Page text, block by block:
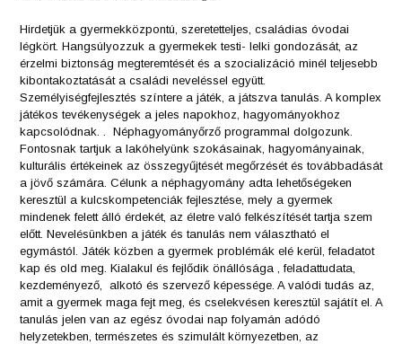
Hirdetjük a gyermekközpontú, szeretetteljes, családias óvodai
légkört. Hangsúlyozzuk a gyermekek testi- lelki gondozását, az
érzelmi biztonság megteremtését és a szocializáció minél teljesebb
kibontakoztatását a családi neveléssel együtt.
Személyiségfejlesztés színtere a játék, a játszva tanulás. A komplex
játékos tevékenységek a jeles napokhoz, hagyományokhoz
kapcsolódnak. . Néphagyományőrző programmal dolgozunk.
Fontosnak tartjuk a lakóhelyünk szokásainak, hagyományainak,
kulturális értékeinek az összegyűjtését megőrzését és továbbadását
a jövő számára. Célunk a néphagyomány adta lehetőségeken
keresztül a kulcskompetenciák fejlesztése, mely a gyermek
mindenek felett álló érdekét, az életre való felkészítését tartja szem
előtt. Nevelésünkben a játék és tanulás nem választható el
egymástól. Játék közben a gyermek problémák elé kerül, feladatot
kap és old meg. Kialakul és fejlődik önállósága , feladattudata,
kezdeményező, alkotó és szervező képessége. A valódi tudás az,
amit a gyermek maga fejt meg, és cselekvésen keresztül sajátít el. A
tanulás jelen van az egész óvodai nap folyamán adódó
helyzetekben, természetes és szimulált környezetben, az